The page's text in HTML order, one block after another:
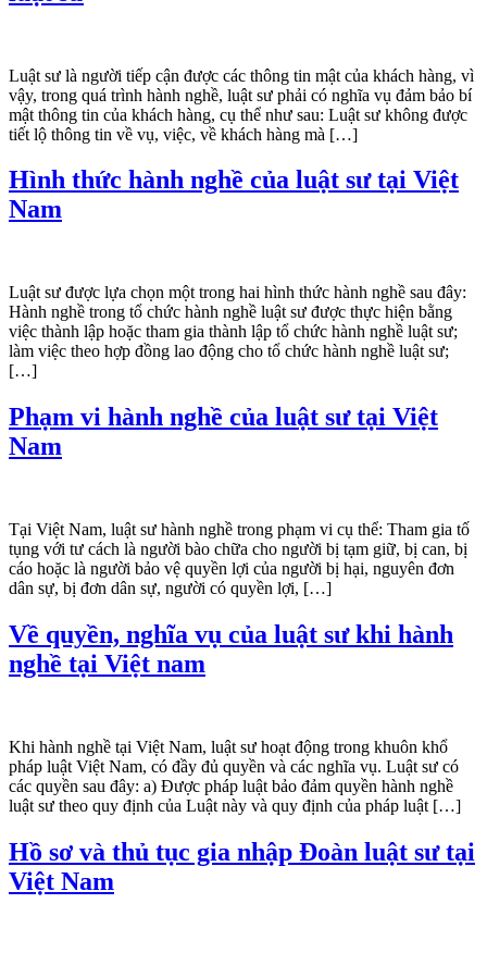
Luật sư là người tiếp cận được các thông tin mật của khách hàng, vì
vậy, trong quá trình hành nghề, luật sư phải có nghĩa vụ đảm bảo bí
mật thông tin của khách hàng, cụ thể như sau: Luật sư không được
tiết lộ thông tin về vụ, việc, về khách hàng mà […]
Hình thức hành nghề của luật sư tại Việt
Nam
Luật sư được lựa chọn một trong hai hình thức hành nghề sau đây:
Hành nghề trong tổ chức hành nghề luật sư được thực hiện bằng
việc thành lập hoặc tham gia thành lập tổ chức hành nghề luật sư;
làm việc theo hợp đồng lao động cho tổ chức hành nghề luật sư;
[…]
Phạm vi hành nghề của luật sư tại Việt
Nam
Tại Việt Nam, luật sư hành nghề trong phạm vi cụ thể: Tham gia tố
tụng với tư cách là người bào chữa cho người bị tạm giữ, bị can, bị
cáo hoặc là người bảo vệ quyền lợi của người bị hại, nguyên đơn
dân sự, bị đơn dân sự, người có quyền lợi, […]
Về quyền, nghĩa vụ của luật sư khi hành
nghề tại Việt nam
Khi hành nghề tại Việt Nam, luật sư hoạt động trong khuôn khổ
pháp luật Việt Nam, có đầy đủ quyền và các nghĩa vụ. Luật sư có
các quyền sau đây: a) Được pháp luật bảo đảm quyền hành nghề
luật sư theo quy định của Luật này và quy định của pháp luật […]
Hồ sơ và thủ tục gia nhập Đoàn luật sư tại
Việt Nam